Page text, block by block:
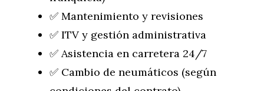
✅ Mantenimiento y revisiones
✅ ITV y gestión administrativa
✅ Asistencia en carretera 24/7
✅ Cambio de neumáticos (según